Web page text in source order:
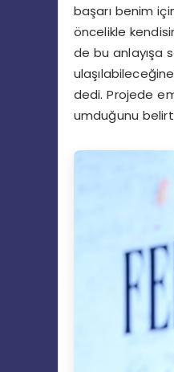
başarı benim iç
öncelikle
de bu anlayışa
dedi. Projede
umduğunu